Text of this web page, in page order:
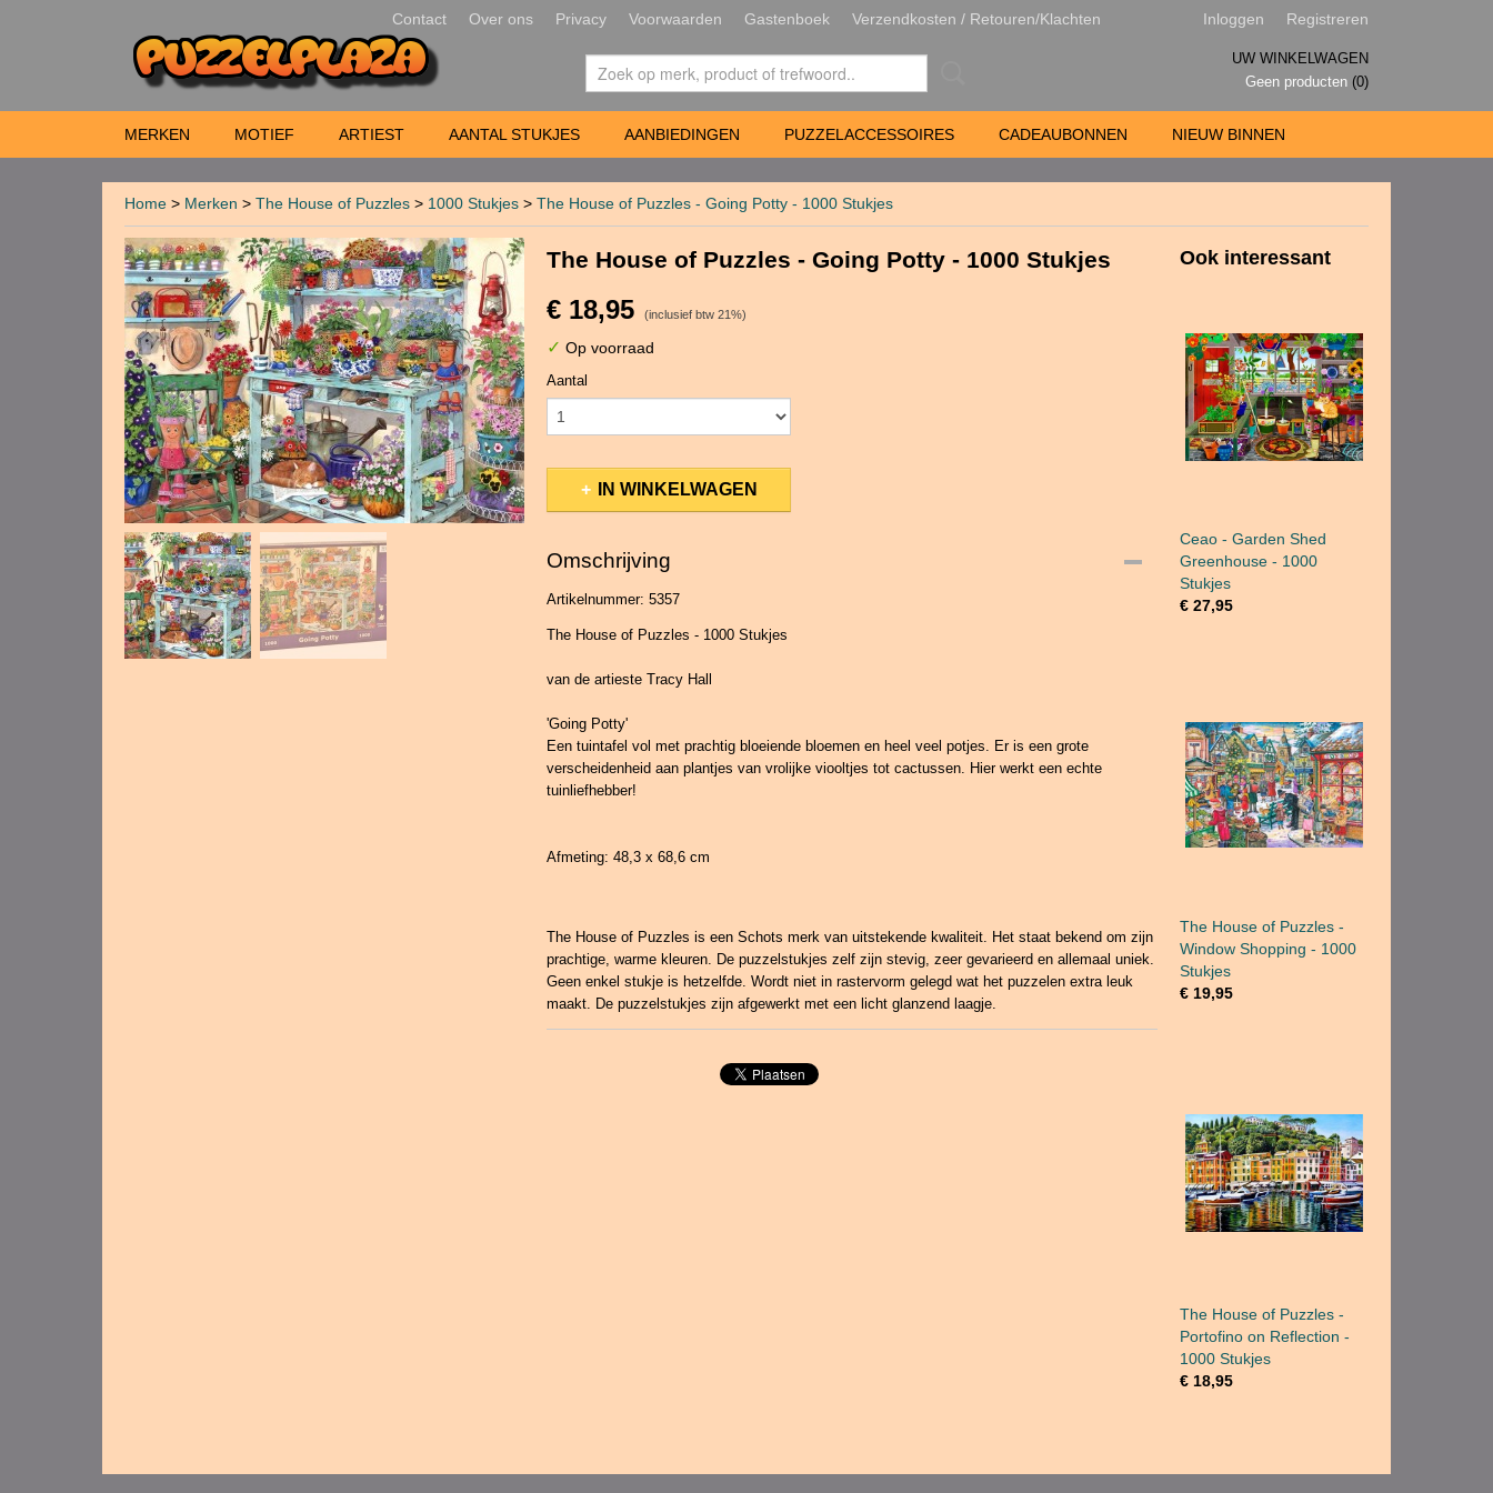
Contact Over ons Privacy Voorwaarden Gastenboek Verzendkosten / Retouren/Klachten Inloggen Registreren
UW WINKELWAGEN
Geen producten (0)
MERKEN MOTIEF ARTIEST AANTAL STUKJES AANBIEDINGEN PUZZELACCESSOIRES CADEAUBONNEN NIEUW BINNEN
Home > Merken > The House of Puzzles > 1000 Stukjes > The House of Puzzles - Going Potty - 1000 Stukjes
The House of Puzzles - Going Potty - 1000 Stukjes
€ 18,95 (inclusief btw 21%)
✓ Op voorraad
Aantal
IN WINKELWAGEN
Omschrijving
Artikelnummer: 5357
The House of Puzzles - 1000 Stukjes
van de artieste Tracy Hall
'Going Potty'
Een tuintafel vol met prachtig bloeiende bloemen en heel veel potjes. Er is een grote
verscheidenheid aan plantjes van vrolijke viooltjes tot cactussen. Hier werkt een echte
tuinliefhebber!
Afmeting: 48,3 x 68,6 cm
The House of Puzzles is een Schots merk van uitstekende kwaliteit. Het staat bekend om zijn
prachtige, warme kleuren. De puzzelstukjes zelf zijn stevig, zeer gevarieerd en allemaal uniek.
Geen enkel stukje is hetzelfde. Wordt niet in rastervorm gelegd wat het puzzelen extra leuk
maakt. De puzzelstukjes zijn afgewerkt met een licht glanzend laagje.
Ook interessant
Ceao - Garden Shed
Greenhouse - 1000
Stukjes
€ 27,95
The House of Puzzles -
Window Shopping - 1000
Stukjes
€ 19,95
The House of Puzzles -
Portofino on Reflection -
1000 Stukjes
€ 18,95